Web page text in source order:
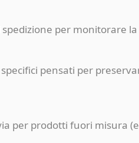
per monitorare la
pensati per
per prodotti fuori misura